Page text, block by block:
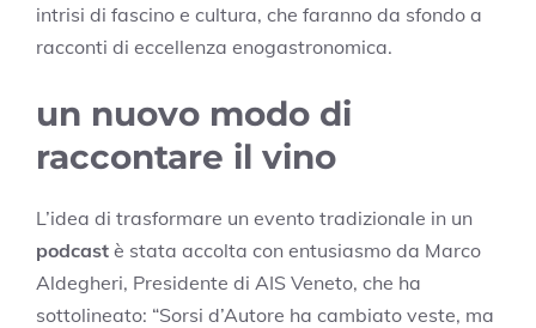
intrisi di fascino e cultura, che faranno da sfondo a
racconti di eccellenza enogastronomica.
un nuovo modo di
raccontare il vino
L’idea di trasformare un evento tradizionale in un
podcast è stata accolta con entusiasmo da Marco
Aldegheri, Presidente di AIS Veneto, che ha
sottolineato: “Sorsi d’Autore ha cambiato veste, ma